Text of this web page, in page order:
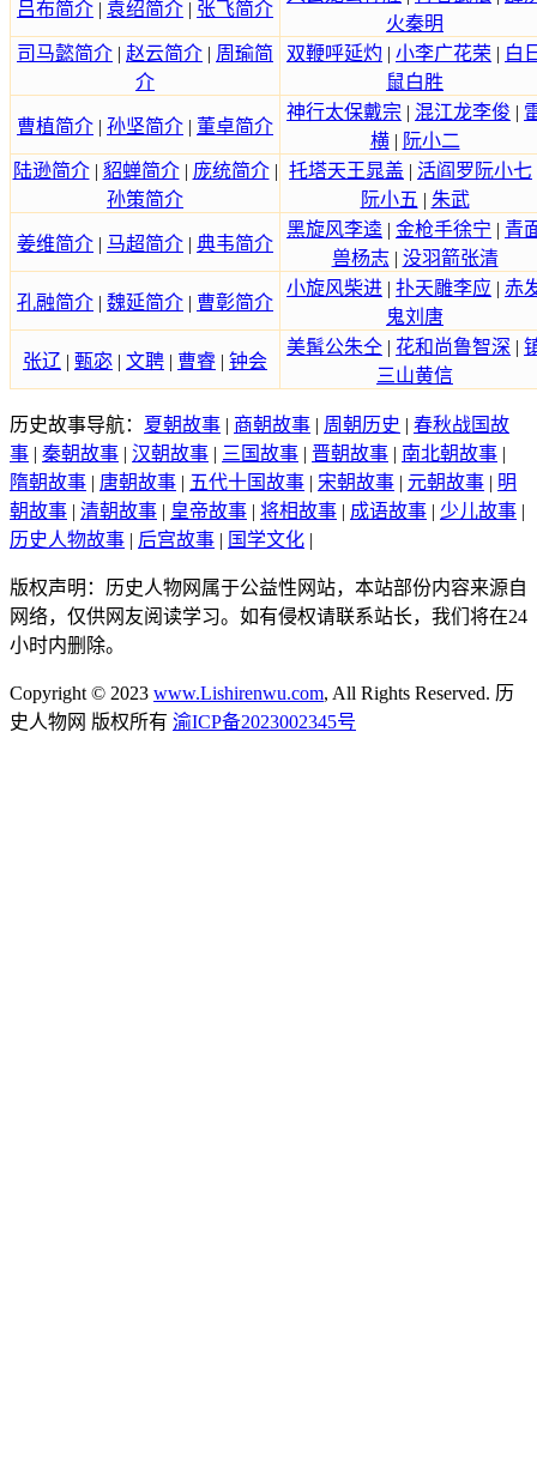
吕布简介 | 袁绍简介 | 张飞简介
火秦明
司马懿简介 | 赵云简介 | 周瑜简
介
双鞭呼延灼 | 小李广花荣 | 白
鼠白胜
曹植简介 | 孙坚简介 | 董卓简介
神行太保戴宗 | 混江龙李俊 |
横| 阮小二
陆逊简介| 貂蝉简介| 庞统简介|
孙策简介
托塔天王晁盖 | 活阎罗阮小七
阮小五 | 朱武
姜维简介 | 马超简介 | 典韦简介
黑旋风李逵 | 金枪手徐宁 | 青
兽杨志| 没羽箭张清
孔融简介 | 魏延简介 | 曹彰简介
小旋风柴进 | 扑天雕李应 | 赤
鬼刘唐
张辽 | 甄宓 | 文聘 | 曹睿 | 钟会
美髯公朱仝 | 花和尚鲁智深 |
三山黄信
历史故事导航： 夏朝故事 | 商朝故事 | 周朝历史 | 春秋战国故
事 | 秦朝故事 | 汉朝故事 | 三国故事 | 晋朝故事 | 南北朝故事 |
隋朝故事 | 唐朝故事 | 五代十国故事 | 宋朝故事 | 元朝故事 | 明
朝故事 | 清朝故事 | 皇帝故事 | 将相故事 | 成语故事 | 少儿故事 |
历史人物故事 | 后宫故事 | 国学文化 |
版权声明：历史人物网属于公益性网站，本站部份内容来源自
网络，仅供网友阅读学习。如有侵权请联系站长，我们将在24
小时内删除。
Copyright © 2023 www.Lishirenwu.com, All Rights Reserved. 历
史人物网 版权所有 渝ICP备2023002345号